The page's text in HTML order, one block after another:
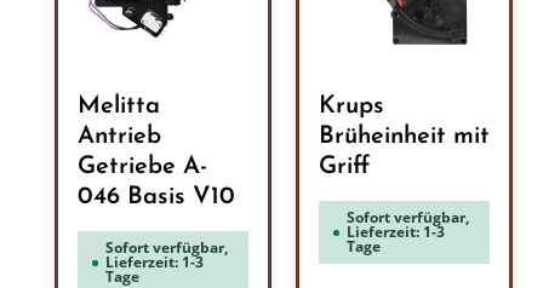
Melitta
Antrieb
Getriebe A-
046 Basis V10
Sofort verfügbar,
Lieferzeit: 1-3
Tage
Krups
Brüheinheit mit
Griff
Sofort verfügbar,
Lieferzeit: 1-3
Tage